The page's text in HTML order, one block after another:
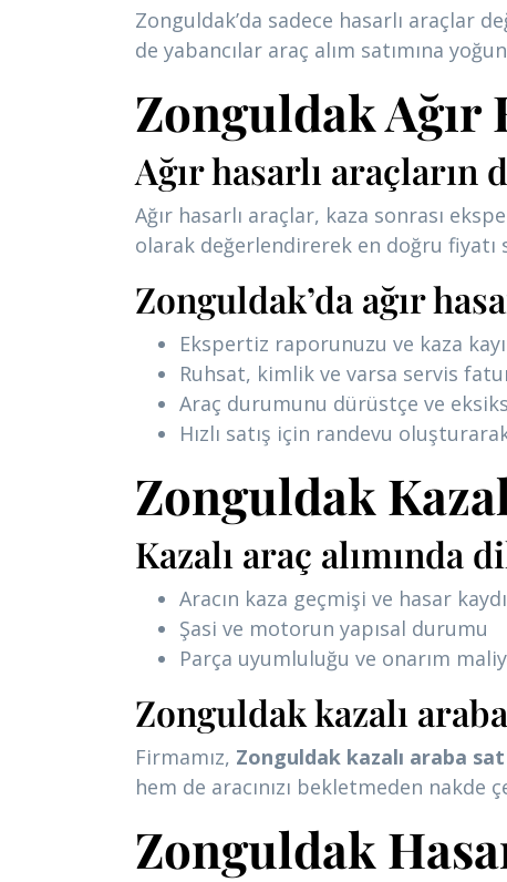
Zonguldak’da sadece hasarlı araçlar
de yabancılar araç alım satımına
Zonguldak Ağır
Ağır hasarlı
Ağır hasarlı araçlar, kaza sonrası
olarak değerlendirerek en doğru fiyatı
Zonguldak’da ağır
Ekspertiz raporunuzu ve kaza
Ruhsat, kimlik ve varsa servis
Araç durumunu dürüstçe ve
Hızlı satış için randevu
Zonguldak
Kazalı araç alımında
Aracın kaza geçmişi ve hasar kaydı
Şasi ve motorun yapısal durumu
Parça uyumluluğu ve onarım
Zonguldak kazalı
Firmamız, Zonguldak kazalı araba sat
hem de aracınızı bekletmeden
Zonguldak